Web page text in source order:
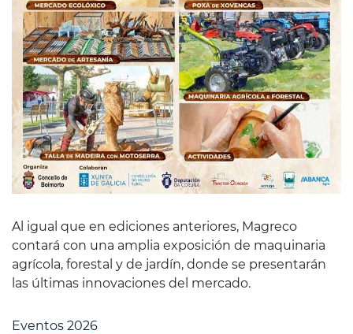
Al igual que en ediciones anteriores, Magreco
contará con una amplia exposición de maquinaria
agrícola, forestal y de jardín, donde se presentarán
las últimas innovaciones del mercado.
Eventos 2026